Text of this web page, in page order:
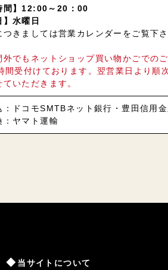
間】12:00～20：00
水曜日
つきましては営業カレンダーをご覧下さ
外でもネットショップ買い物かごでの
間受付けております。翌営業日より順
いただきます。
：ドコモSMTBネット銀行・豊田信用
：ヤマト運輸
当サイトについて